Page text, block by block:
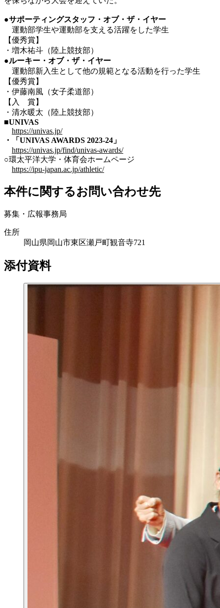
●サポーティングスタッフ・オブ・ザ・イヤー
運動部学生や運動部を支える活躍をした学生
【優秀賞】
・増木祐斗（陸上競技部）
●ルーキー・オブ・ザ・イヤー
運動部新入生として他の規範となる活動を行った学生
【優秀賞】
・伊藤南風（女子柔道部）
【入 賞】
・清水暖太（陸上競技部）
■UNIVAS
https://univas.jp/
・「UNIVAS AWARDS 2023-24」
https://univas.jp/find/univas-awards/
○環太平洋大学・体育会ホームページ
https://ipu-japan.ac.jp/athletic/
本件に関するお問い合わせ先
募集・広報事務局
住所
岡山県岡山市東区瀬戸町観音寺721
添付資料